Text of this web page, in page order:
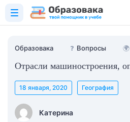
Образовака ❓ Вопросы 🌍
Отрасли машиностроения,
Катерина
18 января, 2020 География